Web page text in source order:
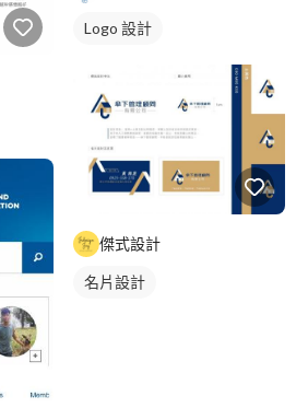
Logo 設計
傑式設計
名片設計